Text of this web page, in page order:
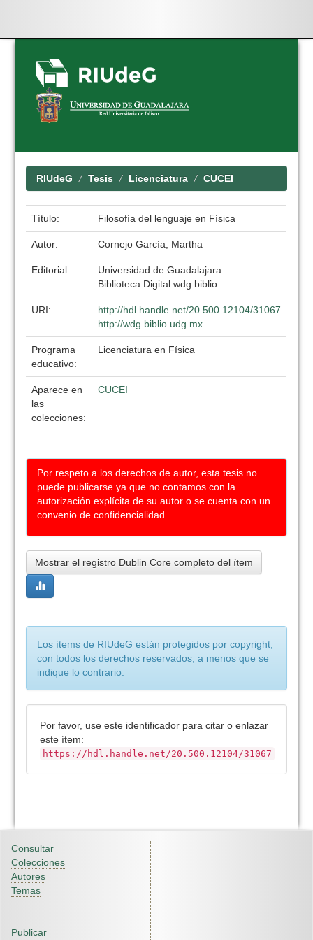
Skip
navigation
RIUdeG Tesis Licenciatura CUCEI
Título: Filosofía del lenguaje en Física
Autor: Cornejo García, Martha
Editorial:
Universidad de Guadalajara
Biblioteca Digital wdg.biblio
URI:
http://hdl.handle.net/20.500.12104/31067
http://wdg.biblio.udg.mx
Programa
educativo:
Licenciatura en Física
Aparece en
las
colecciones:
CUCEI
Por respeto a los derechos de autor, esta tesis no
puede publicarse ya que no contamos con la
autorización explícita de su autor o se cuenta con un
convenio de confidencialidad
Mostrar el registro Dublin Core completo del ítem
Los ítems de RIUdeG están protegidos por copyright,
con todos los derechos reservados, a menos que se
indique lo contrario.
Por favor, use este identificador para citar o enlazar
este ítem:
https://hdl.handle.net/20.500.12104/31067
Consultar
Colecciones
Autores
Temas
Publicar